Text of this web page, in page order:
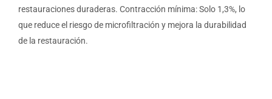
restauraciones duraderas. Contracción mínima: Solo 1,3%, lo
que reduce el riesgo de microfiltración y mejora la durabilidad
de la restauración.